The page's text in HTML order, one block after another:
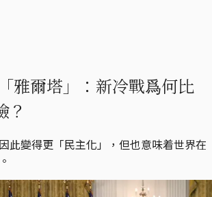
雅爾塔」：新冷戰爲何比
？
此變得更「民主化」，但也意味着世界在